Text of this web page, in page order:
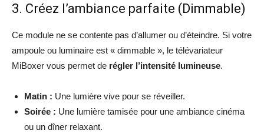
3. Créez l’ambiance parfaite (Dimmable)
Ce module ne se contente pas d’allumer ou d’éteindre. Si votre
ampoule ou luminaire est « dimmable », le télévariateur
MiBoxer vous permet de régler l’intensité lumineuse.
Matin : Une lumière vive pour se réveiller.
Soirée : Une lumière tamisée pour une ambiance cinéma
ou un dîner relaxant.